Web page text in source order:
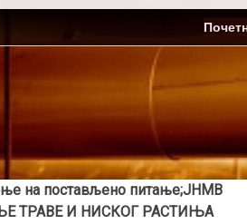
на постављено питање;ЈНМВ
ТРАВЕ И НИСКОГ РАСТИЊА